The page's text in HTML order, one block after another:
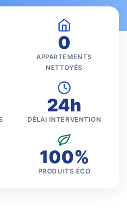
0
APPARTEMENTS
NETTOYÉS
24h
DÉLAI INTERVENTION
100%
PRODUITS ÉCO